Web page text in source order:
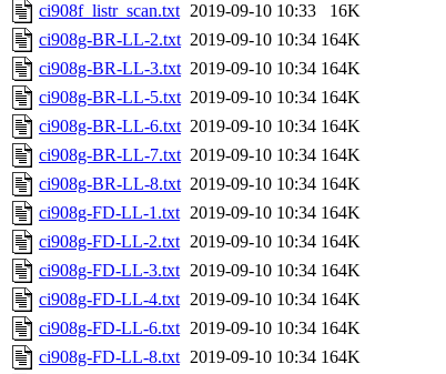
ci908f_listr_scan.txt 2019-09-10 10:33
16K
ci908g-BR-LL-2.txt 2019-09-10 10:34 164K
ci908g-BR-LL-3.txt 2019-09-10 10:34 164K
ci908g-BR-LL-5.txt 2019-09-10 10:34 164K
ci908g-BR-LL-6.txt 2019-09-10 10:34 164K
ci908g-BR-LL-7.txt 2019-09-10 10:34 164K
ci908g-BR-LL-8.txt 2019-09-10 10:34 164K
ci908g-FD-LL-1.txt 2019-09-10 10:34 164K
ci908g-FD-LL-2.txt 2019-09-10 10:34 164K
ci908g-FD-LL-3.txt 2019-09-10 10:34 164K
ci908g-FD-LL-4.txt 2019-09-10 10:34 164K
ci908g-FD-LL-6.txt 2019-09-10 10:34 164K
ci908g-FD-LL-8.txt 2019-09-10 10:34 164K